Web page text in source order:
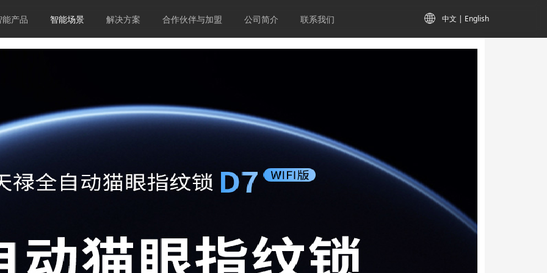
能产品 智能场景 解决方案 合作伙伴与加盟 公司简介 联系我们 中文 | English